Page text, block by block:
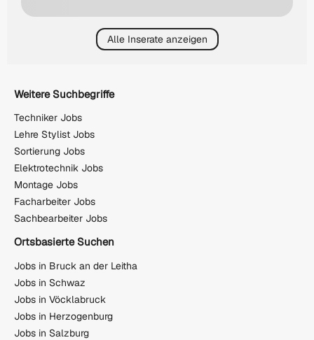
Alle Inserate anzeigen
Weitere Suchbegriffe
Techniker Jobs
Lehre Stylist Jobs
Sortierung Jobs
Elektrotechnik Jobs
Montage Jobs
Facharbeiter Jobs
Sachbearbeiter Jobs
Ortsbasierte Suchen
Jobs in Bruck an der Leitha
Jobs in Schwaz
Jobs in Vöcklabruck
Jobs in Herzogenburg
Jobs in Salzburg